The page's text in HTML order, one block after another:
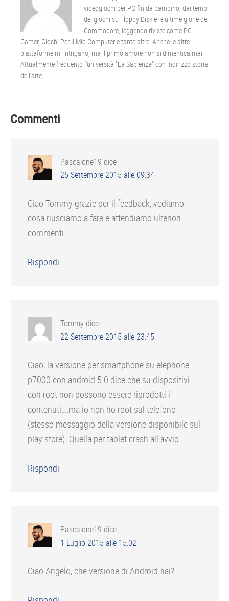
videogiochi per PC fin da bambino, dai tempi
dei giochi su Floppy Disk e le ultime glorie del
Commodore, leggendo riviste come PC
Gamer, Giochi Per Il Mio Computer e tante altre. Anche le altre
piattaforme mi intrigano, ma il primo amore non si dimentica mai.
Attualmente frequento l'università "La Sapienza" con indirizzo storia
dell'arte.
Interazioni
lettore
Commenti
Pascalone19 dice
25 Settembre 2015 alle 09:34
Ciao Tommy grazie per il feedback, vediamo
cosa riusciamo a fare e attendiamo ulteriori
commenti.
Rispondi
Tommy dice
22 Settembre 2015 alle 23:45
Ciao, la versione per smartphone su elephone
p7000 con android 5.0 dice che su dispositivi
con root non possono essere riprodotti i
contenuti….ma io non ho root sul telefono
(stesso messaggio della versione disponibile sul
play store). Quella per tablet crash all’avvio.
Rispondi
Pascalone19 dice
1 Luglio 2015 alle 15:02
Ciao Angelo, che versione di Android hai?